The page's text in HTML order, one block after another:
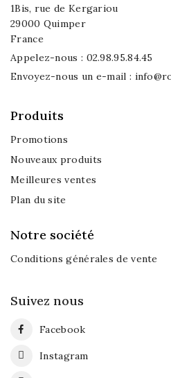
1Bis, rue de Kergariou
29000 Quimper
France
Appelez-nous : 02.98.95.84.45
Envoyez-nous un e-mail :
Produits
Promotions
Nouveaux produits
Meilleures ventes
Plan du site
Notre société
Conditions générales de vente
Suivez nous
Facebook
Instagram